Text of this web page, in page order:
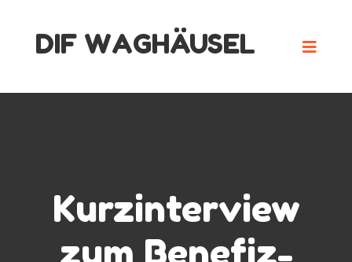
DIF WAGHÄUSEL
Kurzinterview
zum Benefiz-